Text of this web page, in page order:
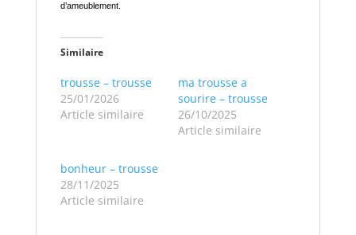
d’ameublement.
Similaire
trousse – trousse
25/01/2026
Article similaire
ma trousse a
sourire – trousse
26/10/2025
Article similaire
bonheur – trousse
28/11/2025
Article similaire